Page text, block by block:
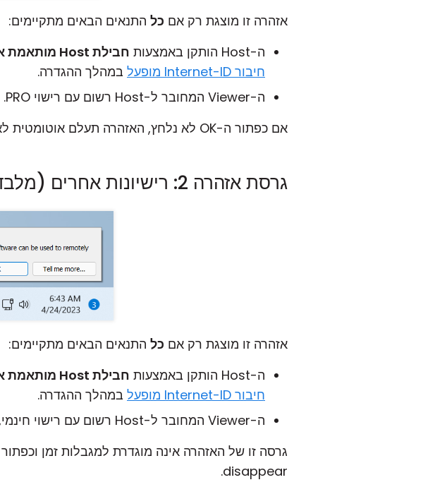
אזהרה זו מוצגת רק אם כל התנאים הבאים מתקיימים:
ה-Host הותקן באמצעות
חבילת Host מותאמת אישית
חיבור Internet-ID מופעל
במהלך ההגדרה.
ה-Viewer המחובר ל-Host רשום עם רישוי PRO.
אם כפתור ה-OK לא נלחץ, האזהרה תעלם אוטומטית לאחר 10 דקות.
גרסת אזהרה 2: רישיונות אחרים (מלבד רישוי Site)
אזהרה זו מוצגת רק אם כל התנאים הבאים מתקיימים:
ה-Host הותקן באמצעות
חבילת Host מותאמת אישית
חיבור Internet-ID מופעל
במהלך ההגדרה.
ה-Viewer המחובר ל-Host רשום עם רישוי חינמי, STARTER, או PLUS, או נמצא במצב ניסיון של 30 יום.
disappear.